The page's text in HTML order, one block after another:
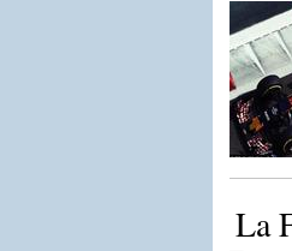
La